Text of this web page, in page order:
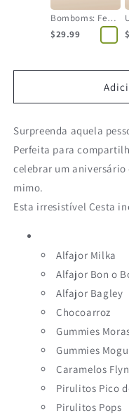
Bomboms: Ferrero Rocher
$29.99
Surpreenda aquela
Perfeita para
celebrar um
mimo.
Esta irresistível Cesta
Alfajor Milka
Alfajor Bon o
Alfajor Bagley
Chocoarroz
Gummies
Gummies
Caramelos
Pirulitos Pico
Pirulitos Pops